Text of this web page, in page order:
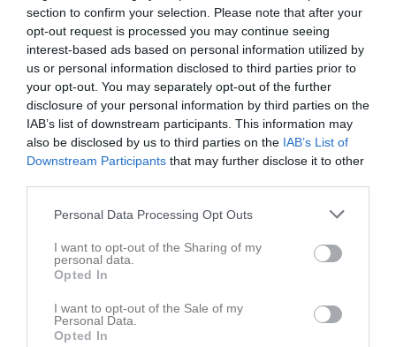
section to confirm your selection. Please note that after your
opt-out request is processed you may continue seeing
interest-based ads based on personal information utilized by
us or personal information disclosed to third parties prior to
your opt-out. You may separately opt-out of the further
disclosure of your personal information by third parties on the
IAB’s list of downstream participants. This information may
also be disclosed by us to third parties on the IAB’s List of
Downstream Participants that may further disclose it to other
Personal Data Processing Opt Outs
I want to opt-out of the Sharing of my
personal data.
Opted In
I want to opt-out of the Sale of my
Personal Data.
Opted In
Senast uppladdade video
Ingen video uppladdad
Senast uppdaterade album